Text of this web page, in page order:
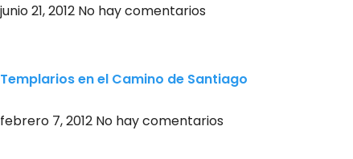
junio 21, 2012 No hay comentarios
Templarios en el Camino de Santiago
febrero 7, 2012 No hay comentarios